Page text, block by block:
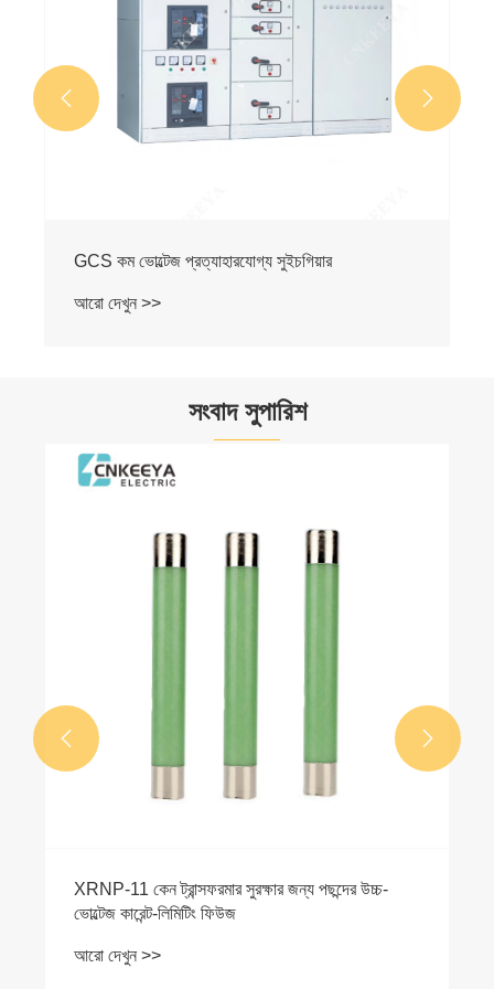
কম ভোল্টেজ প্রত্যাহারযোগ্য সুইচগিয়ার
 
সংবাদ সুপারিশ
পছন্দের উচ্চ-
জন্য মেক্সিকো তামাউলিপাস প্রকল্পের জন্য
সুইচগিয়ার সরবরাহের সমাপ্তি
 